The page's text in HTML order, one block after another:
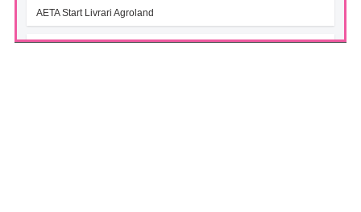
AETA Start Livrari Agroland